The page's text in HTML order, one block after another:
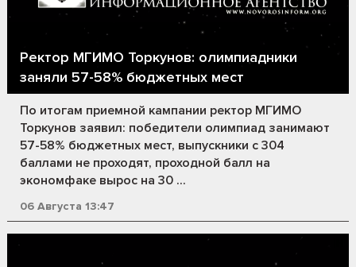
Ректор МГИМО Торкунов: олимпиадники
заняли 57-58% бюджетных мест
По итогам приемной кампании ректор МГИМО
Торкунов заявил: победители олимпиад занимают
57-58% бюджетных мест, выпускники с 304
баллами не проходят, проходной балл на
экономфаке вырос на 30 ...
06 Августа 13:47